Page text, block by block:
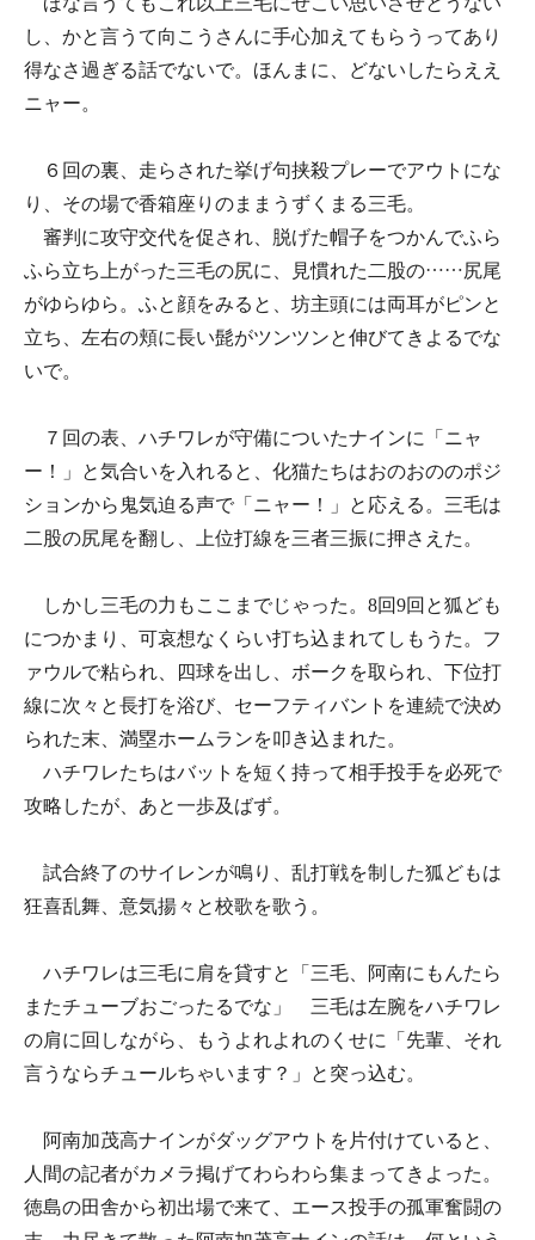
し、かと言うて向こうさんに手心加えてもらうってあり
得なさ過ぎる話でないで。ほんまに、どないしたらええ
ニャー。
６回の裏、走らされた挙げ句挟殺プレーでアウトにな
り、その場で香箱座りのままうずくまる三毛。
審判に攻守交代を促され、脱げた帽子をつかんでふら
ふら立ち上がった三毛の尻に、見慣れた二股の……尻尾
がゆらゆら。ふと顔をみると、坊主頭には両耳がピンと
立ち、左右の頬に長い髭がツンツンと伸びてきよるでな
いで。
７回の表、ハチワレが守備についたナインに「ニャ
ー！」と気合いを入れると、化猫たちはおのおののポジ
ションから鬼気迫る声で「ニャー！」と応える。三毛は
二股の尻尾を翻し、上位打線を三者三振に押さえた。
しかし三毛の力もここまでじゃった。8回9回と狐ども
につかまり、可哀想なくらい打ち込まれてしもうた。フ
ァウルで粘られ、四球を出し、ボークを取られ、下位打
線に次々と長打を浴び、セーフティバントを連続で決め
られた末、満塁ホームランを叩き込まれた。
ハチワレたちはバットを短く持って相手投手を必死で
攻略したが、あと一歩及ばず。
試合終了のサイレンが鳴り、乱打戦を制した狐どもは
狂喜乱舞、意気揚々と校歌を歌う。
ハチワレは三毛に肩を貸すと「三毛、阿南にもんたら
またチューブおごったるでな」 三毛は左腕をハチワレ
の肩に回しながら、もうよれよれのくせに「先輩、それ
言うならチュールちゃいます？」と突っ込む。
阿南加茂高ナインがダッグアウトを片付けていると、
人間の記者がカメラ掲げてわらわら集まってきよった。
徳島の田舎から初出場で来て、エース投手の孤軍奮闘の